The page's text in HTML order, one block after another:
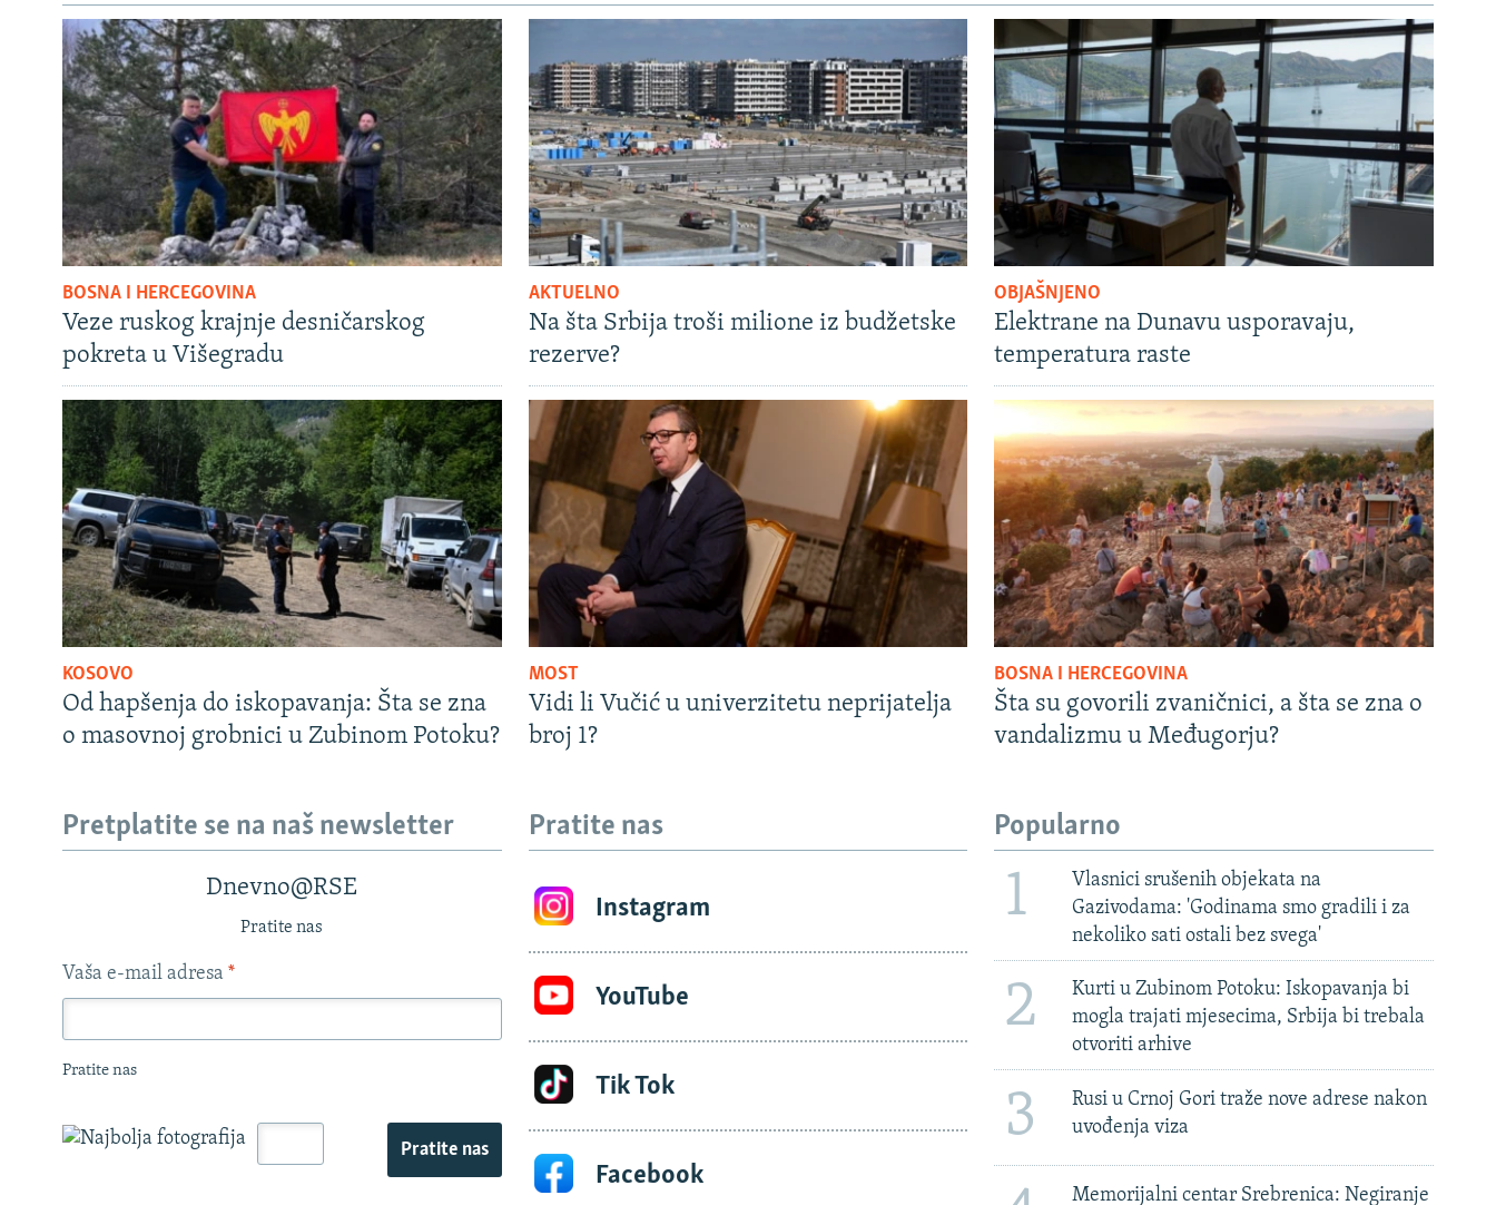
BOSNA I HERCEGOVINA
Veze ruskog krajnje desničarskog
pokreta u Višegradu
AKTUELNO
Na šta Srbija troši milione iz budžetske
rezerve?
OBJAŠNJENO
Elektrane na Dunavu usporavaju,
temperatura raste
KOSOVO
Od hapšenja do iskopavanja: Šta se zna
o masovnoj grobnici u Zubinom Potoku?
MOST
Vidi li Vučić u univerzitetu neprijatelja
broj 1?
BOSNA I HERCEGOVINA
Šta su govorili zvaničnici, a šta se zna o
vandalizmu u Međugorju?
Pretplatite se na naš newsletter
Dnevno@RSE
Pratite nas
Vaša e-mail adresa *
Pratite nas
Pratite nas
Pratite nas
Instagram
YouTube
Tik Tok
Facebook
Popularno
1
Vlasnici srušenih objekata na
Gazivodama: 'Godinama smo gradili i za
nekoliko sati ostali bez svega'
2
Kurti u Zubinom Potoku: Iskopavanja bi
mogla trajati mjesecima, Srbija bi trebala
otvoriti arhive
3
Rusi u Crnoj Gori traže nove adrese nakon
uvođenja viza
Memorijalni centar Srebrenica: Negiranje